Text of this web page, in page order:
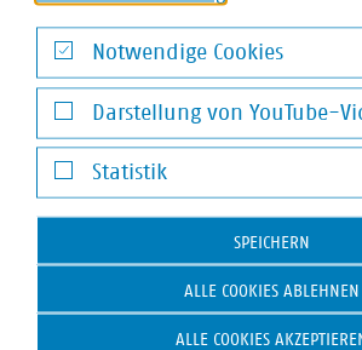
Marc Lahmann
Geschäftsführer
+49 511357778-10
+49 174 4969696
lahmann(at)vku(dot)de
Notwendige Cookies
Notwendige Cookies
Darstellung von YouTube-
Darstellung von YouTube-Videos
Statistik
Statistik
SPEICHERN
ALLE COOKIES ABLEHNEN
ALLE COOKIES